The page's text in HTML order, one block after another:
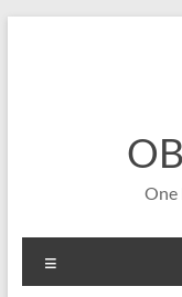
One